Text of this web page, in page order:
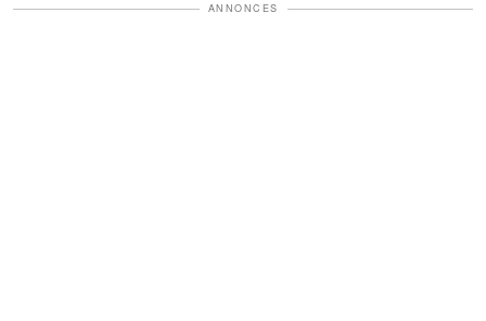
ANNONCES